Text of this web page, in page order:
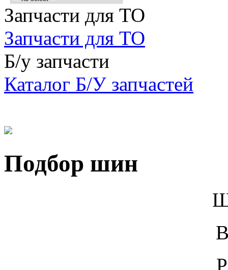
Запчасти для ТО
Запчасти для ТО
Б/у запчасти
Каталог Б/У запчастей
Подбор шин